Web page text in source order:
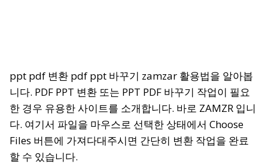
ppt pdf 변환 pdf ppt 바꾸기 zamzar 활용법을 알아봅
니다. PDF PPT 변환 또는 PPT PDF 바꾸기 작업이 필요
한 경우 유용한 사이트를 소개합니다. 바로 ZAMZR 입니
다. 여기서 파일을 마우스로 선택한 상태에서 Choose
Files 버튼에 가져다대주시면 간단히 변환 작업을 완료
할 수 있습니다.